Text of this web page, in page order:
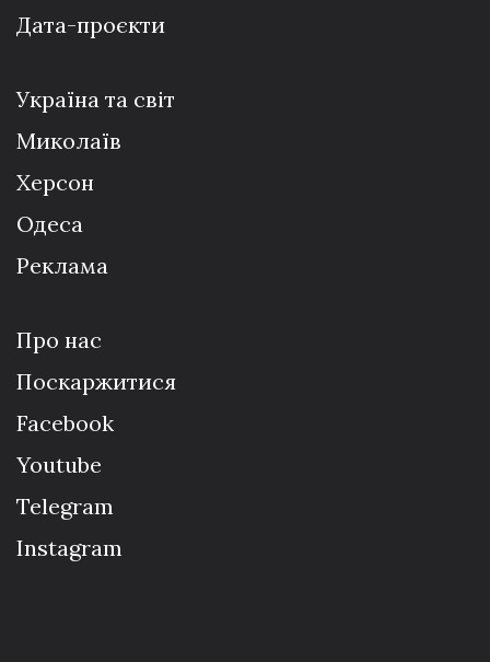
Дата-проєкти
Україна та світ
Миколаїв
Херсон
Одеса
Реклама
Про нас
Поскаржитися
Facebook
Youtube
Telegram
Instagram